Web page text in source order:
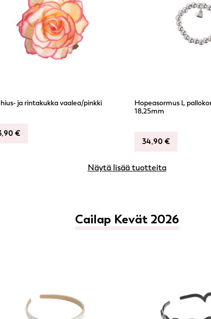
hius- ja rintakukka vaalea/pinkki
€
Hopeasormus L
18,25mm
34,90 €
Näytä lisää tuotteita
Cailap Kevät 2026